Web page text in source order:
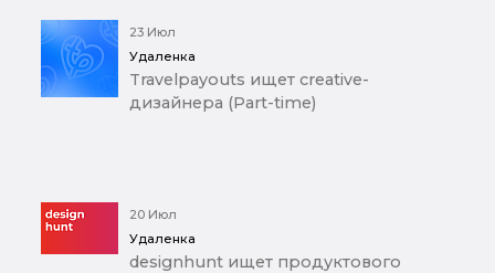
23 Июл
Удаленка
Travelpayouts ищет creative-
дизайнера (Part-time)
20 Июл
Удаленка
designhunt ищет продуктового